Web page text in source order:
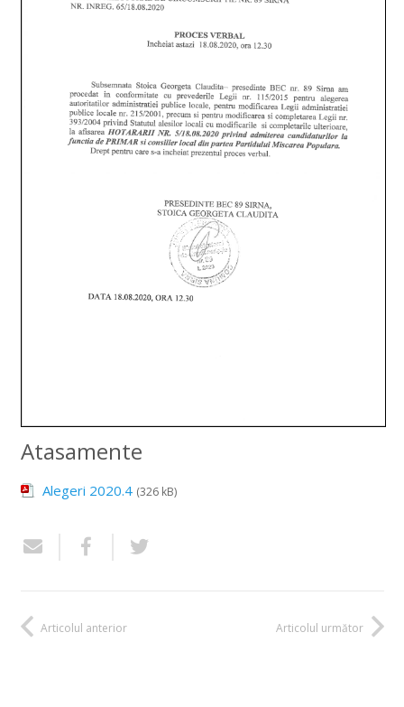
Atasamente
Alegeri 2020.4 (326 kB)
Articolul anterior Articolul următor